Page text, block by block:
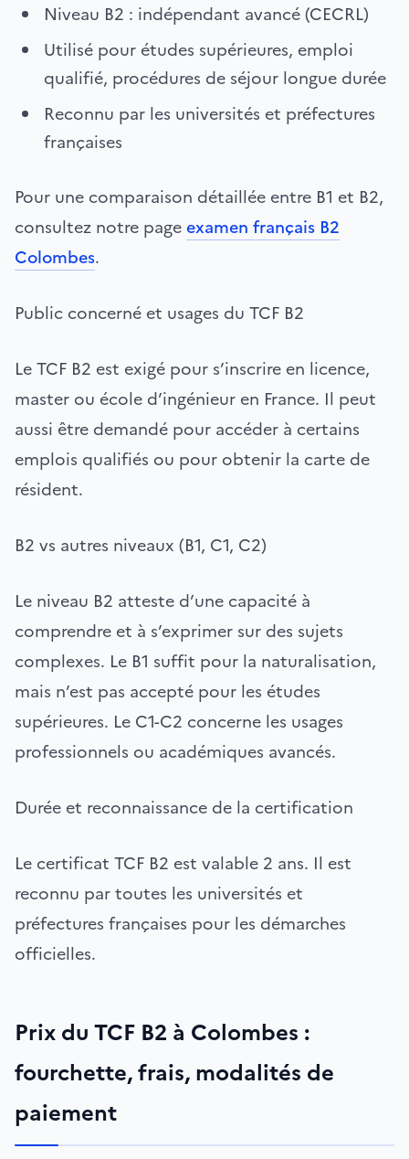
Niveau B2 : indépendant avancé (CECRL)
Utilisé pour études supérieures, emploi
qualifié, procédures de séjour longue durée
Reconnu par les universités et préfectures
françaises
Pour une comparaison détaillée entre B1 et B2,
consultez notre pageexamen français B2
Colombes.
Public concerné et usages du TCF B2
Le TCF B2 est exigé pour s’inscrire en licence,
master ou école d’ingénieur en France. Il peut
aussi être demandé pour accéder à certains
emplois qualifiés ou pour obtenir la carte de
résident.
B2 vs autres niveaux (B1, C1, C2)
Le niveau B2 atteste d’une capacité à
comprendre et à s’exprimer sur des sujets
complexes. Le B1 suffit pour la naturalisation,
mais n’est pas accepté pour les études
supérieures. Le C1-C2 concerne les usages
professionnels ou académiques avancés.
Durée et reconnaissance de la certification
Le certificat TCF B2 est valable 2 ans. Il est
reconnu par toutes les universités et
préfectures françaises pour les démarches
officielles.
Prix du TCF B2 à Colombes :
fourchette, frais, modalités de
paiement